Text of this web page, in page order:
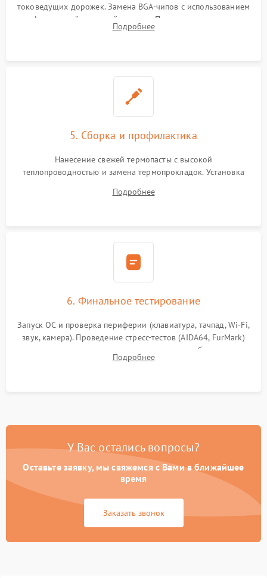
токоведущих дорожек. Замена BGA-чипов с использованием
инфракрасной паяльной станции. Прошивка микросхемы
BIOS или замена поврежденных портов USB
Подробнее
5. Сборка и профилактика
Нанесение свежей термопасты с высокой
теплопроводностью и замена термопрокладок. Установка
шлейфов, модулей памяти и накопителей. Предварительная
Подробнее
6. Финальное тестирование
Запуск ОС и проверка периферии (клавиатура, тачпад, Wi-Fi,
звук, камера). Проведение стресс-тестов (AIDA64, FurMark)
для контроля температурного режима и стабильности
системы под пиковой нагрузкой.
Подробнее
У Вас остались вопросы?
Оставьте заявку, мы свяжемся с Вами в ближайшее
время
Заказать звонок